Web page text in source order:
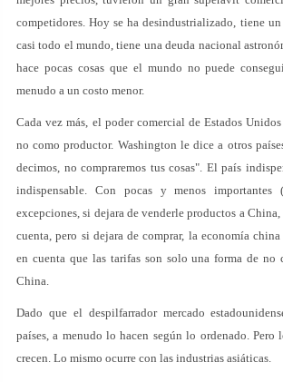
competidores. Hoy se ha desindustrializado, tiene
casi todo el mundo, tiene una deuda nacional
hace pocas cosas que el mundo no puede
menudo a un costo menor.
Cada vez más, el poder comercial de Estados
no como productor. Washington le dice a otros
decimos, no compraremos tus cosas". El país
indispensable. Con pocas y menos importantes
excepciones, si dejara de venderle productos a China,
cuenta, pero si dejara de comprar, la economía
en cuenta que las tarifas son solo una forma de no
China.
Dado que el despilfarrador mercado
países, a menudo lo hacen según lo ordenado. Pero
crecen. Lo mismo ocurre con las industrias asiáticas.